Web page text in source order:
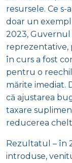
resursele. Ce
doar un
2023,
reprezentative,
în curs a fost
pentru o
mărite imediat.
că ajustarea
taxare
reducerea
Rezultatul – în
introduse,